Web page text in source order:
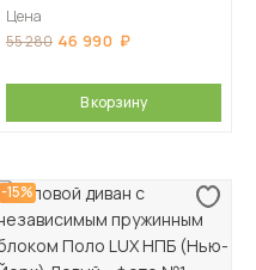
Цена
55 280 46 990
В корзину
-15%